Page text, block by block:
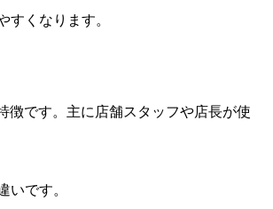
くなります。
徴です。主に店舗スタッフや店長が使
いです。